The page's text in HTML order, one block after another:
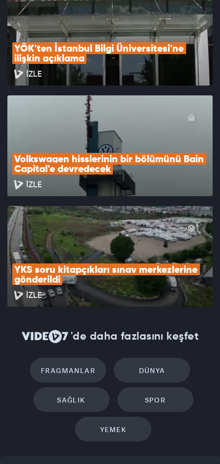
YÖK'ten İstanbul Bilgi Üniversitesi'ne
ilişkin açıklama
İZLE
Volkswagen hisslerinin bir bölümünü Bain
Capital'e devredecek
İZLE
YKS soru kitapçıkları sınav merkezlerine
gönderildi
İZLE
'de daha fazlasını keşfet
FRAGMANLAR DÜNYA
SAĞLIK SPOR
YEMEK